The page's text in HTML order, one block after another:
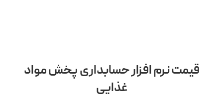
قیمت نرم افزار حسابداری پخش مواد
غذایی